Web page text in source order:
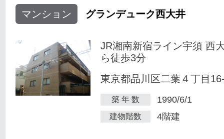
マンション グランデューク西大井
JR湘南新宿ライン宇須 西
ら徒歩3分
東京都品川区二葉４丁目
築 年 数 1990/6/1
建物階数 4階建